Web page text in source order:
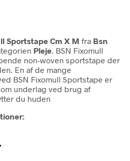
Sportstape Cm X M fra Bsn
Pleje. BSN Fixomull
non-woven sportstape der
En af de mange
BSN Fixomull Sportstape er
underlag ved brug af
du huden